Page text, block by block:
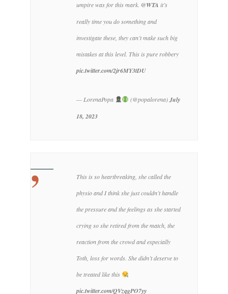
umpire was for this mark. @WTA it’s
really time you do something and
investigate these, they can’t make such big
mistakes at this level. This is pure robbery
pic.twitter.com/2jr6MY3tDU
— LorenaPopa (@popalorena)July
18, 2023
This is so heartbreaking, she called the
physio and I think she just couldn’t handle
the pressure and the feelings as she started
crying so she retired from the match, the
reaction from the crowd and especially
Toth, loss for words. She didn’t deserve to
be treated like this
pic.twitter.com/QVzqgPO7yy